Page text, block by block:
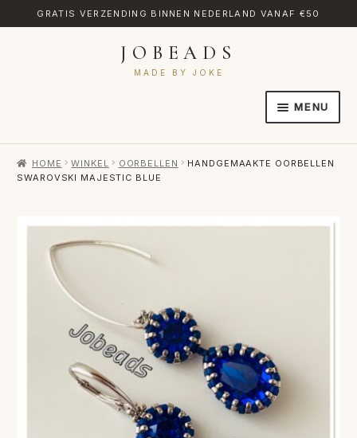
GRATIS VERZENDING BINNEN NEDERLAND VANAF €50
JOBEADS
MADE BY JOKE
MENU
AFREKENEN
MIJN ACCOUNT
RETOURNEREN
TRANSLATE
VERLANGLIJST
VERZENDKOSTEN
HOME WINKEL OORBELLEN
HANDGEMAAKTE OORBELLEN
SWAROVSKI MAJESTIC BLUE